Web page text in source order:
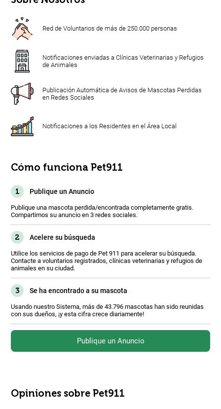
Red de Voluntarios de más de 250.000 personas
Notificaciones enviadas a Clínicas Veterinarias y Refugios
de Animales
Publicación Automática de Avisos de Mascotas Perdidas
en Redes Sociales
Notificaciones a los Residentes en el Área Local
Cómo funciona Pet911
1 Publique un Anuncio
Publique una mascota perdida/encontrada completamente gratis.
Compartimos su anuncio en 3 redes sociales.
2 Acelere su búsqueda
Utilice los servicios de pago de Pet 911 para acelerar su búsqueda.
Contacte a voluntarios registrados, clínicas veterinarias y refugios de
animales en su ciudad.
3 Se ha encontrado a su mascota
Usando nuestro Sistema, más de 43.796 mascotas han sido reunidas
con sus dueños, ¡y esta cifra crece diariamente!
Publique un Anuncio
Opiniones sobre Pet911